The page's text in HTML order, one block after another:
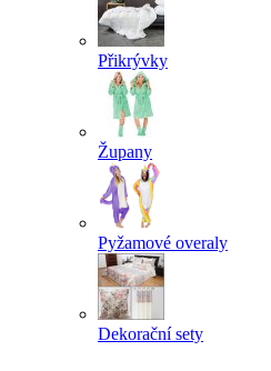
Přikrývky
Župany
Pyžamové overaly
Dekorační sety